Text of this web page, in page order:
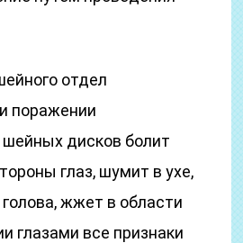
отдел
поражении
дисков болит
глаз, шумит в ухе,
жжет в области
глазами все признаки